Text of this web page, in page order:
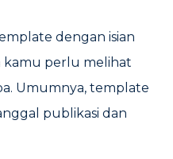
dengan isian
kamu perlu melihat
Umumnya, template
publikasi dan